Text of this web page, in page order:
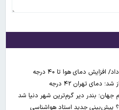
دمای هوا تا ۴۰ درجه
دمای تهران ۴۲ درجه
پیش‌بینی جدید استاد هواشناسی